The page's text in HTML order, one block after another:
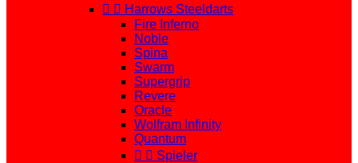
  Harrows Steeldarts
Fire Inferno
Noble
Spina
Swarm
Supergrip
Revere
Oracle
Wolfram Infinity
Quantum
  Spieler